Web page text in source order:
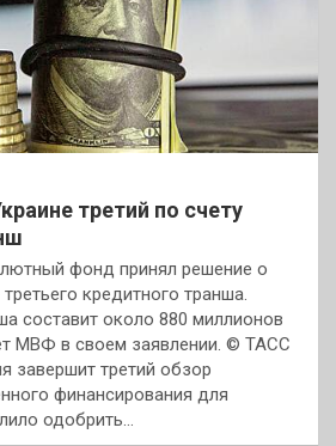
третий по счету
фонд принял решение о
кредитного транша.
составит около 880 миллионов
МВФ в своем заявлении. © ТАСС
завершит третий обзор
финансирования для
одобрить…